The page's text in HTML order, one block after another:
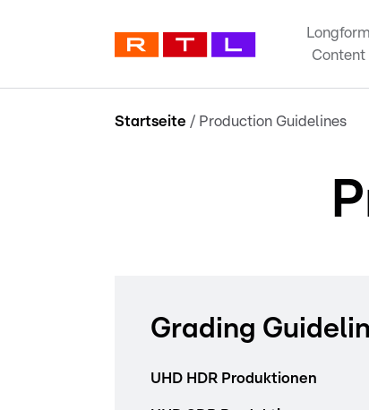
Longform
Content
Startseite / Production Guidelines
Grading
UHD HDR Produktionen